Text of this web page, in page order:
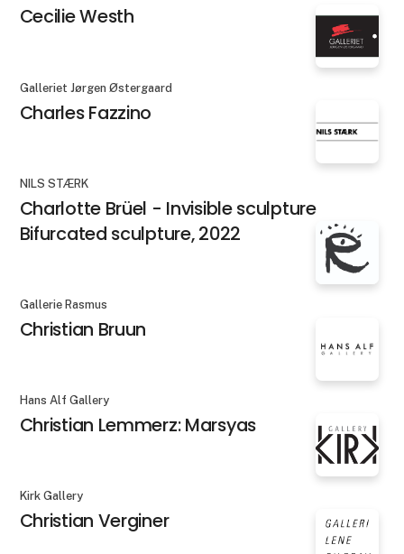
Cecilie Westh
Galleriet Jørgen Østergaard
Charles Fazzino
NILS STÆRK
Charlotte Brüel - Invisible sculpture
Bifurcated sculpture, 2022
Gallerie Rasmus
Christian Bruun
Hans Alf Gallery
Christian Lemmerz: Marsyas
Kirk Gallery
Christian Verginer